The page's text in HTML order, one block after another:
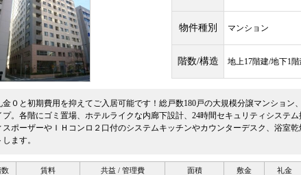
物件種別 マンション
階数/構造 地上17階建/地下1
金０と初期費用を抑えてご入居可能です！総戸数180戸の大規模分譲マンション
プ。各階にゴミ置場、ホテルライクな内廊下設計、24時間セキュリティシステ
スポーザーやＩＨコンロ２口付のシステムキッチンやカウンターデスク、浴室
します。
数 賃料 共益 / 管理費 面積 敷金 礼金